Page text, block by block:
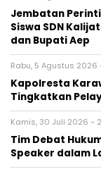
Jembatan
Siswa SDN
dan Bupati Aep
Rabu, 5 Agustus 2026
Kapolresta
Tingkatkan
Kamis, 30 Juli 2026 -
​Tim Debat
Speaker dalam